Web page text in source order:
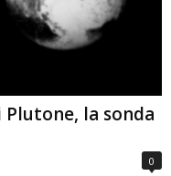
la sonda
0